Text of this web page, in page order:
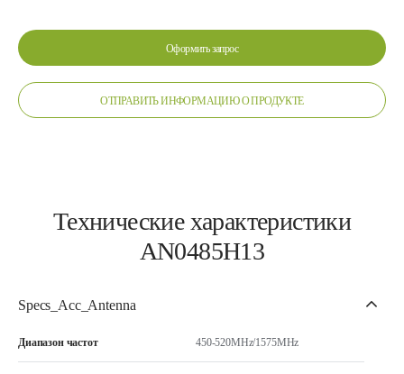
Оформить запрос
ОТПРАВИТЬ ИНФОРМАЦИЮ О ПРОДУКТЕ
Технические характеристики
AN0485H13
Specs_Acc_Antenna
Диапазон частот 450-520MHz/1575MHz